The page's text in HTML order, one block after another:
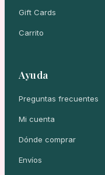
Gift Cards
Carrito
Ayuda
Preguntas frecuentes
Mi cuenta
Dónde comprar
Envíos